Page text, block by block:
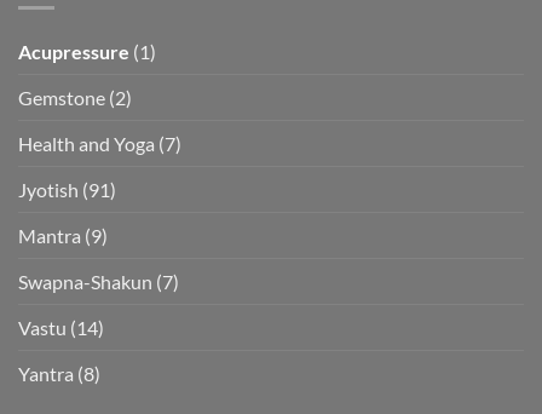
Acupressure (1)
Gemstone (2)
Health and Yoga (7)
Jyotish (91)
Mantra (9)
Swapna-Shakun (7)
Vastu (14)
Yantra (8)